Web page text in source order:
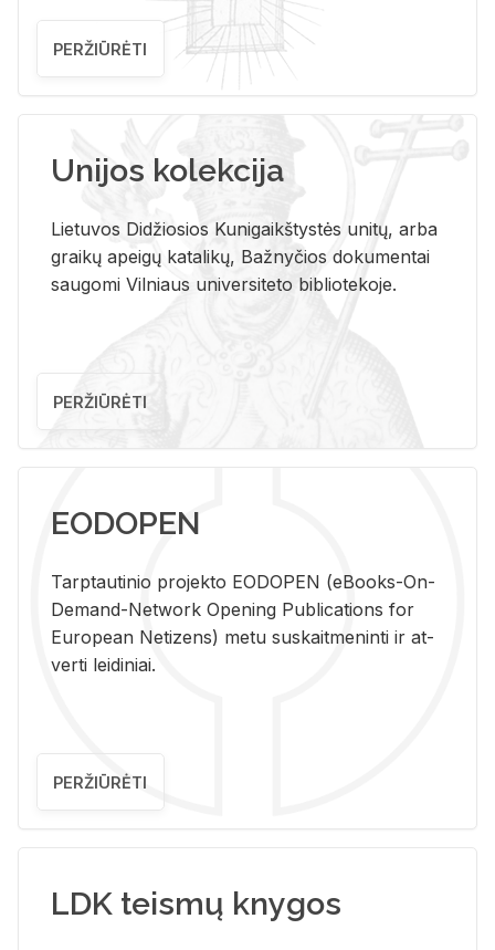
PERŽIŪRĖTI
Unijos kolekcija
Lietuvos Didžiosios Kunigaikštystės unitų, arba
graikų apeigų katalikų, Bažnyčios dokumentai
saugomi Vilniaus universiteto bibliotekoje.
PERŽIŪRĖTI
EODOPEN
Tarp­tau­ti­nio pro­jek­to EO­DO­PEN (eBo­oks-On-
De­mand-Ne­twork Ope­ning Pub­li­ca­tions for
Eu­ro­pe­an Ne­ti­zens) metu su­skait­me­nin­ti ir at­
ver­ti lei­di­niai.
PERŽIŪRĖTI
LDK teismų knygos